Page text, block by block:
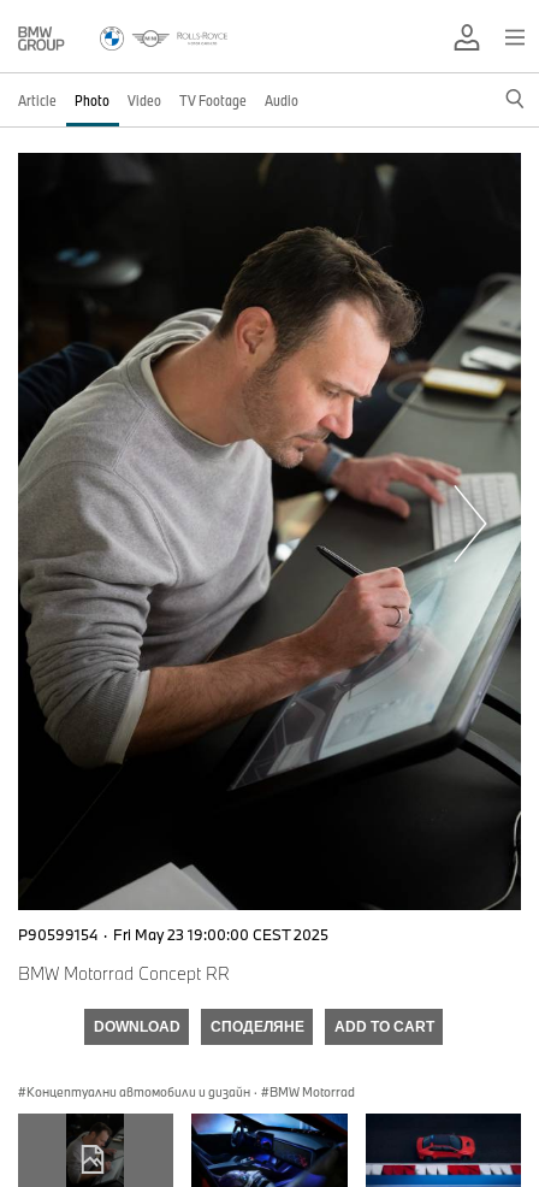
Article Photo Video TV Footage Audio
P90599154 · Fri May 23 19:00:00 CEST 2025
BMW Motorrad Concept RR
DOWNLOAD СПОДЕЛЯНЕ ADD TO CART
Концептуални автомобили и дизайн · BMW Motorrad